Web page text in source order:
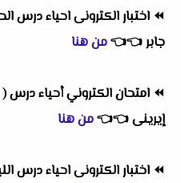
⏪ اختبار الكترونى احياء
جابر👈
👈من هنا
⏪ امتحان الكتروني أحياء
إيرينى👈
👈من هنا
⏪ اختبار الكترونى احياء درس